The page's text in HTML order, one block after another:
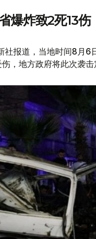
爆炸致2死13伤
社报道，当地时间8月6
，地方政府将此次袭击